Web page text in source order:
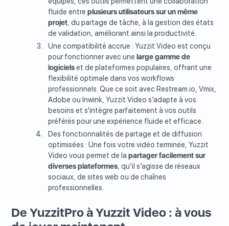
fluide entreplusieurs utilisateurs sur un même
projet , du partage de tâche, à la gestion des états
de validation, améliorant ainsi la productivité.
Une compatibilité accrue : Yuzzit Video est conçu
pour fonctionner avec unelarge gamme de
logicielset de plateformes populaires, offrant une
flexibilité optimale dans vos workflows
professionnels. Que ce soit avec Restream.io, Vmix,
Adobe ou Inwink, Yuzzit Video s’adapte à vos
besoins et s'intègre parfaitement à vos outils
préférés pour une expérience fluide et efficace.
Des fonctionnalités de partage et de diffusion
optimisées : Une fois votre vidéo terminée, Yuzzit
Video vous permet de lapartager facilement sur
diverses plateformes , qu’il s’agisse de réseaux
sociaux, de sites web ou de chaînes
professionnelles.
De YuzzitPro à Yuzzit Video : à vous